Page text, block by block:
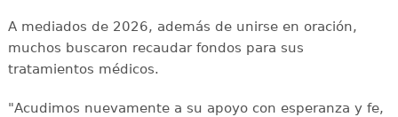
A mediados de 2026, además de unirse en oración,
muchos buscaron recaudar fondos para sus
tratamientos médicos.
"Acudimos nuevamente a su apoyo con esperanza y fe,